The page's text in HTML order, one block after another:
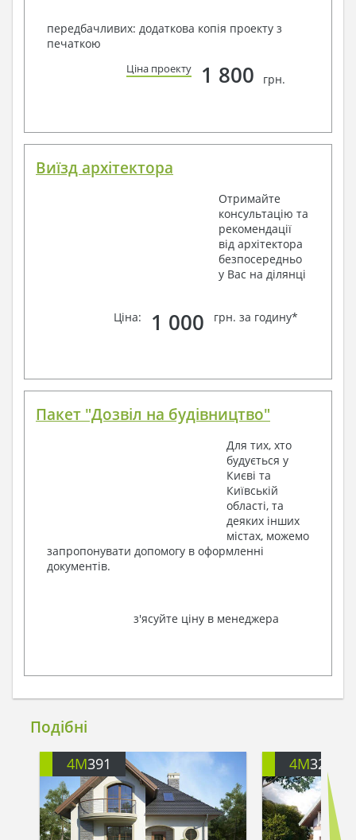
передбачливих: додаткова копія проекту з
печаткою
Ціна проекту 1 800 грн.
Виїзд архітектора
Отримайте
консультацію та
рекомендації
від архітектора
безпосередньо
у Вас на ділянці
Ціна: 1 000 грн. за годину*
Пакет "Дозвіл на будівництво"
Для тих, хто
будується у
Києві та
Київській
області, та
деяких інших
містах, можемо
запропонувати допомогу в оформленні
документів.
з'ясуйте ціну в менеджера
Подібні
4M391 4M3200